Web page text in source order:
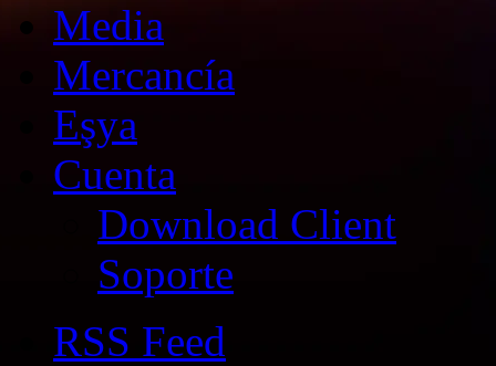
Media
Mercancía
Eşya
Cuenta
Download Client
Soporte
RSS Feed